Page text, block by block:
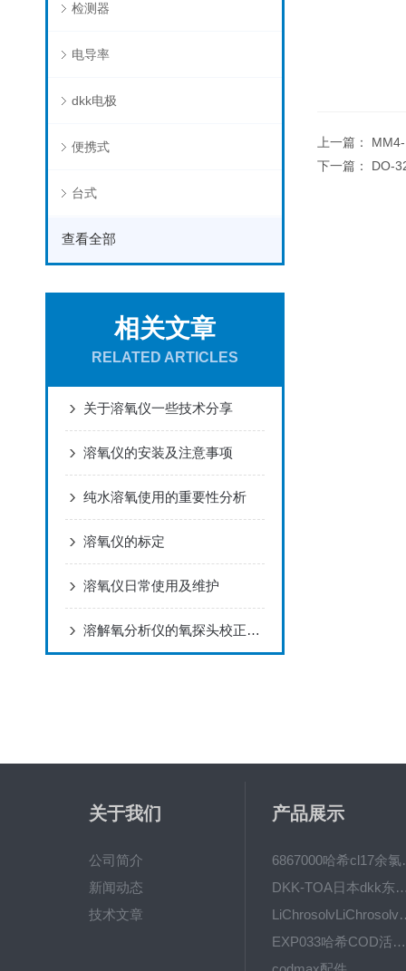
检测器
电导率
dkk电极
便携式
台式
查看全部
相关文章
RELATED ARTICLES
关于溶氧仪一些技术分享
溶氧仪的安装及注意事项
纯水溶氧使用的重要性分析
溶氧仪的标定
溶氧仪日常使用及维护
溶解氧分析仪的氧探头校正注意事项
上一篇：
下一篇： DO-
关于我们
公司简介
新闻动态
技术文章
产品展示
6867000
DKK-TOA日本dkk东亚电
EXP033哈希COD活塞泵价格 EXP033